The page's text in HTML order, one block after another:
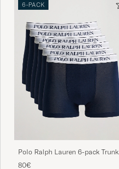
6-PACK
Polo Ralph Lauren 6-pack Trunk
Navy
80€